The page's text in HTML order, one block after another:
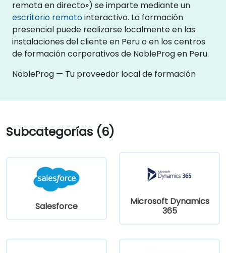
remota en directo») se imparte mediante un
escritorio remotointeractivo. La formación
presencial puede realizarse localmente en las
instalaciones del cliente en Peru o en los centros
de formación corporativos de NobleProg en Peru.
NobleProg — Tu proveedor local de formación
Subcategorías (6)
Salesforce
Microsoft Dynamics
365